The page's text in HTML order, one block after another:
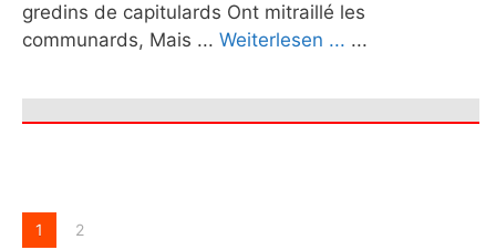
gredins de capitulards Ont mitraillé les
communards, Mais ... Weiterlesen ... ...
1 2